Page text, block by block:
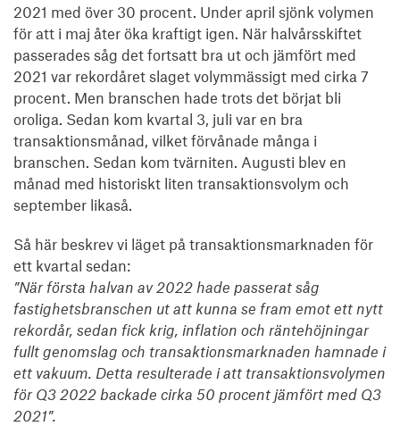
2021 med över 30 procent. Under april sjönk volymen
för att i maj åter öka kraftigt igen. När halvårsskiftet
passerades såg det fortsatt bra ut och jämfört med
2021 var rekordåret slaget volymmässigt med cirka 7
procent. Men branschen hade trots det börjat bli
oroliga. Sedan kom kvartal 3, juli var en bra
transaktionsmånad, vilket förvånade många i
branschen. Sedan kom tvärniten. Augusti blev en
månad med historiskt liten transaktionsvolym och
september likaså.
Så här beskrev vi läget på transaktionsmarknaden för
ett kvartal sedan:
”När första halvan av 2022 hade passerat såg
fastighetsbranschen ut att kunna se fram emot ett nytt
rekordår, sedan fick krig, inflation och räntehöjningar
fullt genomslag och transaktionsmarknaden hamnade i
ett vakuum. Detta resulterade i att transaktionsvolymen
för Q3 2022 backade cirka 50 procent jämfört med Q3
2021”.